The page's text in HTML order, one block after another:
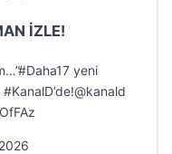
İZLE!
yeni